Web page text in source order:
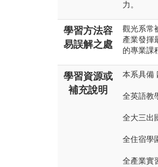
力。
學習方法容
易誤解之處
觀光系常
產業發揮
的專業課
學習資源或
補充說明
本系具備
全英語教
全大三出
全住宿學
全產業實